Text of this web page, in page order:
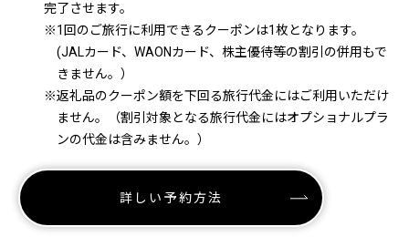
完了させます。
※1回のご旅行に利用できるクーポンは1枚となります。
(JALカード、WAONカード、株主優待等の割引の併用もで
きません。）
※返礼品のクーポン額を下回る旅行代金にはご利用いただけ
ません。（割引対象となる旅行代金にはオプショナルプラ
ンの代金は含みません。）
詳しい予約方法